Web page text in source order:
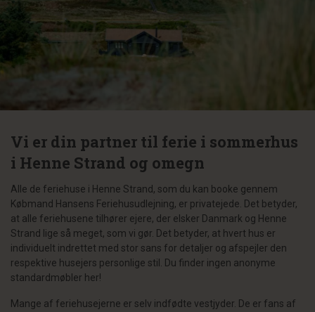
Vi er din partner til ferie i sommerhus
i Henne Strand og omegn
Alle de feriehuse i Henne Strand, som du kan booke gennem
Købmand Hansens Feriehusudlejning, er privatejede. Det betyder,
at alle feriehusene tilhører ejere, der elsker Danmark og Henne
Strand lige så meget, som vi gør. Det betyder, at hvert hus er
individuelt indrettet med stor sans for detaljer og afspejler den
respektive husejers personlige stil. Du finder ingen anonyme
standardmøbler her!
Mange af feriehusejerne er selv indfødte vestjyder. De er fans af